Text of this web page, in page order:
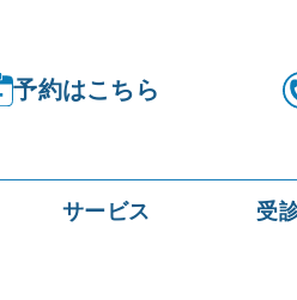
予約はこちら
サービス 受